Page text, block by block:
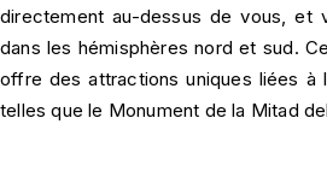
directement au-dessus de vous, et
dans les hémisphères nord et sud.
offre des attractions uniques liées à
telles que le Monument de la Mitad